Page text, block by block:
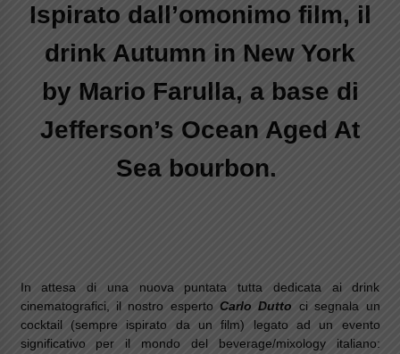
Ispirato dall’omonimo film, il
drink Autumn in New York
byMario Farulla, a base di
Jefferson’s Ocean Aged At
Sea bourbon.
In attesa di una nuova puntata tutta dedicata ai drink
cinematografici, il nostro esperto Carlo Dutto ci segnala un
cocktail (sempre ispirato da un film) legato ad un evento
significativo per il mondo del beverage/mixology italiano: